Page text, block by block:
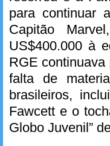
para continuar
Capitão
US$400.000 à
RGE
falta de
brasileiros,
Fawcett e o
Globo Juvenil”